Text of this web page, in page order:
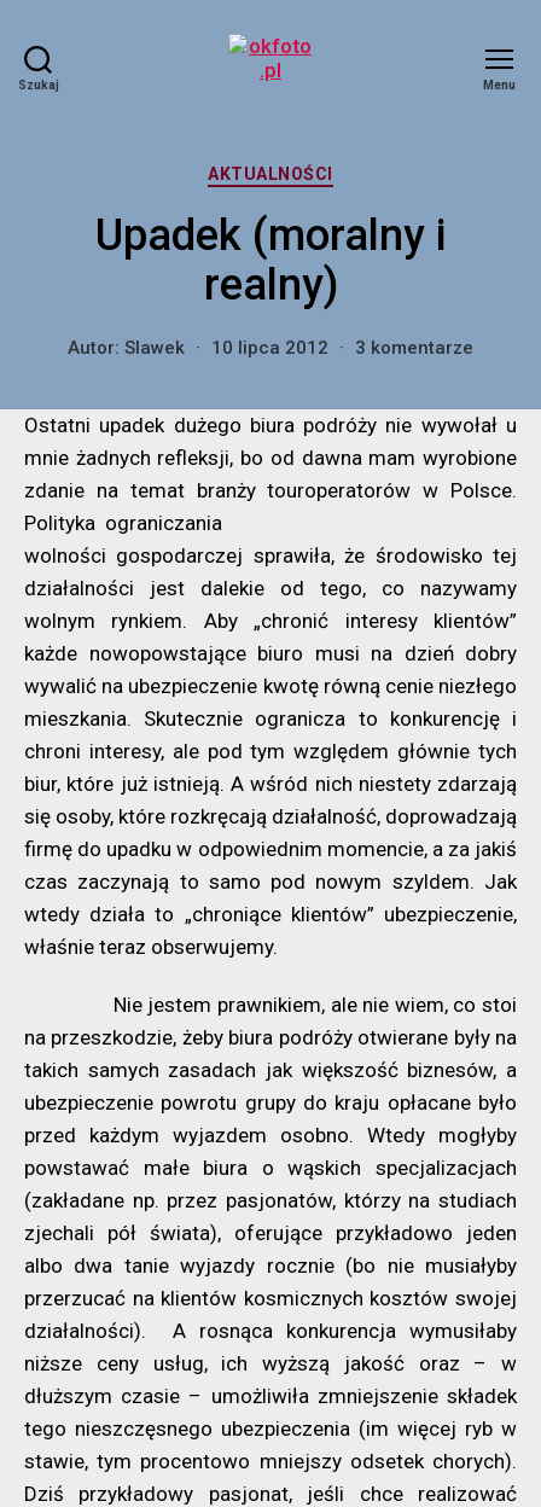
Szukaj Menu
Kategorie
AKTUALNOŚCI
Upadek (moralny i
realny)
Autor: Slawek 10 lipca 2012 3 komentarze
i
realny)
Ostatni upadek dużego biura podróży nie wywołał u
mnie żadnych refleksji, bo od dawna mam wyrobione
zdanie na temat branży touroperatorów w Polsce.
Polityka ograniczania
wolności gospodarczej sprawiła, że środowisko tej
działalności jest dalekie od tego, co nazywamy
wolnym rynkiem. Aby „chronić interesy klientów”
każde nowopowstające biuro musi na dzień dobry
wywalić na ubezpieczenie kwotę równą cenie niezłego
mieszkania. Skutecznie ogranicza to konkurencję i
chroni interesy, ale pod tym względem głównie tych
biur, które już istnieją. A wśród nich niestety zdarzają
się osoby, które rozkręcają działalność, doprowadzają
firmę do upadku w odpowiednim momencie, a za jakiś
czas zaczynają to samo pod nowym szyldem. Jak
wtedy działa to „chroniące klientów” ubezpieczenie,
właśnie teraz obserwujemy.
Nie jestem prawnikiem, ale nie wiem, co stoi
na przeszkodzie, żeby biura podróży otwierane były na
takich samych zasadach jak większość biznesów, a
ubezpieczenie powrotu grupy do kraju opłacane było
przed każdym wyjazdem osobno. Wtedy mogłyby
powstawać małe biura o wąskich specjalizacjach
(zakładane np. przez pasjonatów, którzy na studiach
zjechali pół świata), oferujące przykładowo jeden
albo dwa tanie wyjazdy rocznie (bo nie musiałyby
przerzucać na klientów kosmicznych kosztów swojej
działalności). A rosnąca konkurencja wymusiłaby
niższe ceny usług, ich wyższą jakość oraz – w
dłuższym czasie – umożliwiła zmniejszenie składek
tego nieszczęsnego ubezpieczenia (im więcej ryb w
stawie, tym procentowo mniejszy odsetek chorych).
Dziś przykładowy pasjonat, jeśli chce realizować